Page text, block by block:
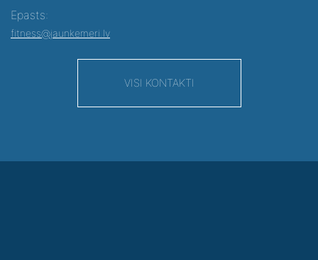
Epasts:
fitness@jaunkemeri.lv
VISI KONTAKTI